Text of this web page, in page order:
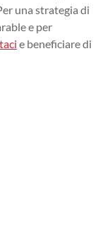
una strategia di
e per
e beneficiare di